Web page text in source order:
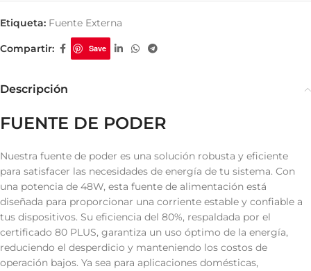
Etiqueta: Fuente Externa
Compartir: Save
Descripción
FUENTE DE PODER
Nuestra fuente de poder es una solución robusta y eficiente
para satisfacer las necesidades de energía de tu sistema. Con
una potencia de 48W, esta fuente de alimentación está
diseñada para proporcionar una corriente estable y confiable a
tus dispositivos. Su eficiencia del 80%, respaldada por el
certificado 80 PLUS, garantiza un uso óptimo de la energía,
reduciendo el desperdicio y manteniendo los costos de
operación bajos. Ya sea para aplicaciones domésticas,